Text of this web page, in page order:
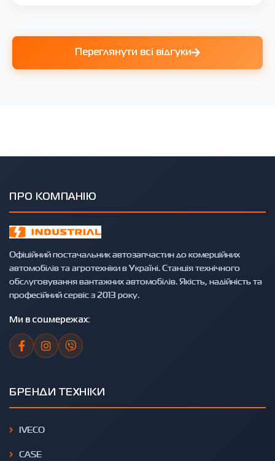
Переглянути всі відгуки
ПРО КОМПАНІЮ
Офіційний постачальник автозапчастин до комерційних
автомобілів та агротехніки в Україні. Станція технічного
обслуговування вантажних автомобілів. Якість, надійність та
професійний сервіс з 2013 року.
Ми в соцмережах:
БРЕНДИ ТЕХНІКИ
IVECO
CASE